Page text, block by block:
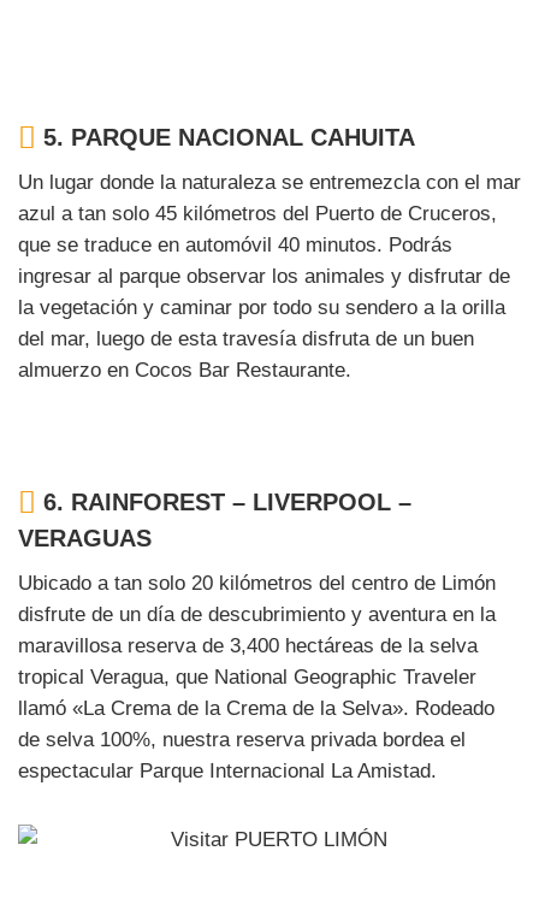
5. PARQUE NACIONAL CAHUITA
Un lugar donde la naturaleza se entremezcla con el mar
azul a tan solo 45 kilómetros del Puerto de Cruceros,
que se traduce en automóvil 40 minutos. Podrás
ingresar al parque observar los animales y disfrutar de
la vegetación y caminar por todo su sendero a la orilla
del mar, luego de esta travesía disfruta de un buen
almuerzo en Cocos Bar Restaurante.
6. RAINFOREST – LIVERPOOL –
VERAGUAS
Ubicado a tan solo 20 kilómetros del centro de Limón
disfrute de un día de descubrimiento y aventura en la
maravillosa reserva de 3,400 hectáreas de la selva
tropical Veragua, que National Geographic Traveler
llamó «La Crema de la Crema de la Selva». Rodeado
de selva 100%, nuestra reserva privada bordea el
espectacular Parque Internacional La Amistad.